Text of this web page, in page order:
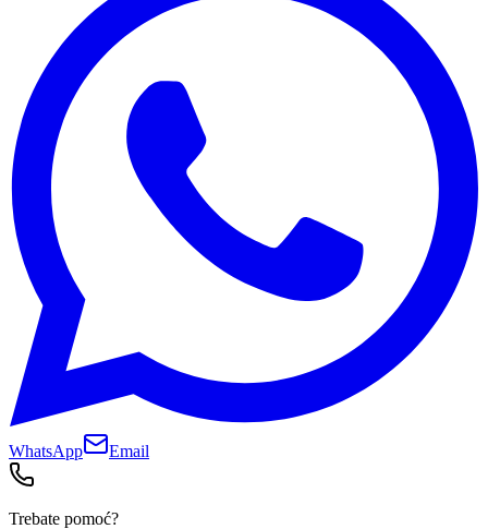
WhatsApp Email
Trebate pomoć?